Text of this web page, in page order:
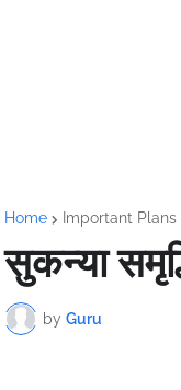
Home Important Plans
सुकन्या
by Guru